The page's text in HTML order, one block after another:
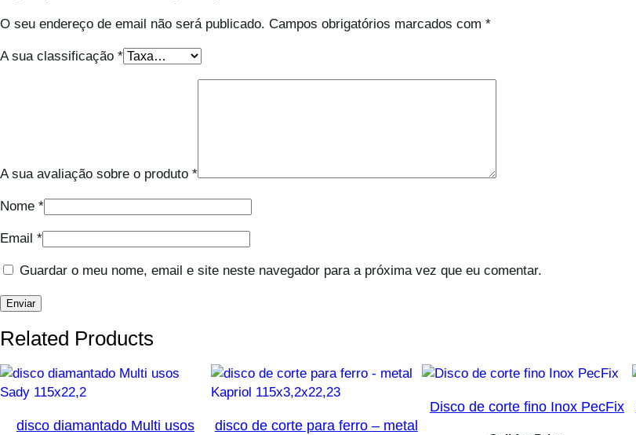
O seu endereço de email não será publicado. Campos obrigatórios marcados com *
A sua classificação *
A sua avaliação sobre o produto *
Nome *
Email *
Guardar o meu nome, email e site neste navegador para a próxima vez que eu comentar.
Related Products
disco diamantado Multi usos
disco de corte para ferro – metal
Disco de corte fino Inox PecFix